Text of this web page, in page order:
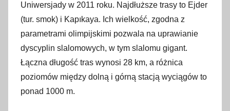
Uniwersjady w 2011 roku. Najdłuższe trasy to Ejder
(tur. smok) i Kapıkaya. Ich wielkość, zgodna z
parametrami olimpijskimi pozwala na uprawianie
dyscyplin slalomowych, w tym slalomu gigant.
Łączna długość tras wynosi 28 km, a różnica
poziomów między dolną i górną stacją wyciągów to
ponad 1000 m.